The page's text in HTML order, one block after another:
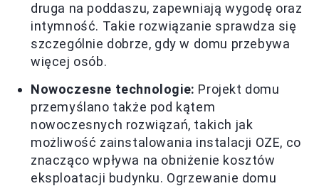
druga na poddaszu, zapewniają wygodę oraz
intymność. Takie rozwiązanie sprawdza się
szczególnie dobrze, gdy w domu przebywa
więcej osób.
Nowoczesne technologie: Projekt domu
przemyślano także pod kątem
nowoczesnych rozwiązań, takich jak
możliwość zainstalowania instalacji OZE, co
znacząco wpływa na obniżenie kosztów
eksploatacji budynku. Ogrzewanie domu